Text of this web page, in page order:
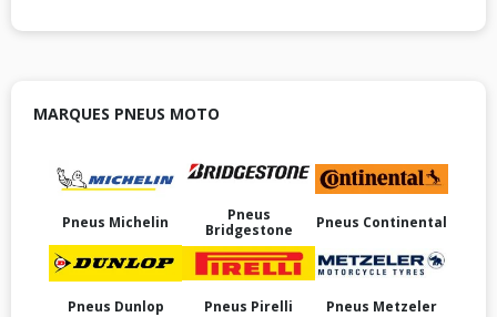
MARQUES PNEUS MOTO
Pneus Michelin
Pneus
Bridgestone
Pneus Continental
Pneus Dunlop Pneus Pirelli Pneus Metzeler